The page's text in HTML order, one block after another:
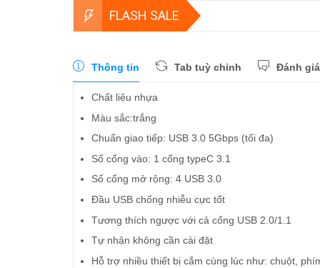
FLASH SALE
Thông tin Tab tuỳ chỉnh Đánh giá
Chất liệu nhựa
Màu sắc:trắng
Chuẩn giao tiếp: USB 3.0 5Gbps (tối đa)
Số cổng vào: 1 cổng typeC 3.1
Số cổng mở rộng: 4 USB 3.0
Đầu USB chống nhiễu cực tốt
Tương thích ngược với cả cổng USB 2.0/1.1
Tự nhận không cần cài đặt
Hỗ trợ nhiều thiết bị cắm cùng lúc như: chuột,